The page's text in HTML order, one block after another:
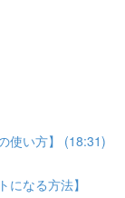
使い方】 (18:31)
になる方法】